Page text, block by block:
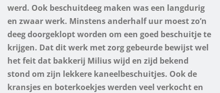
werd. Ook beschuitdeeg maken was een langdurig
en zwaar werk. Minstens anderhalf uur moest zo’n
deeg doorgeklopt worden om een goed beschuitje te
krijgen. Dat dit werk met zorg gebeurde bewijst wel
het feit dat bakkerij Milius wijd en zijd bekend
stond om zijn lekkere kaneelbeschuitjes. Ook de
kransjes en boterkoekjes werden veel verkocht en